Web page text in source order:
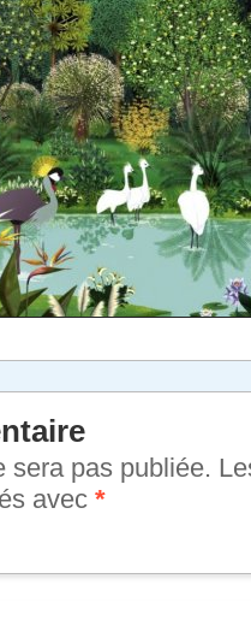
sera pas publiée.
avec *